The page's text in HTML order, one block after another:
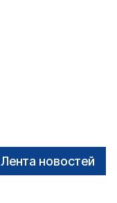
Лента новостей